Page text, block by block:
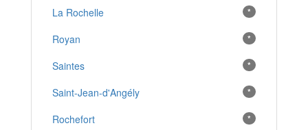
La Rochelle *
Royan *
Saintes *
Saint-Jean-d'Angély *
Rochefort *